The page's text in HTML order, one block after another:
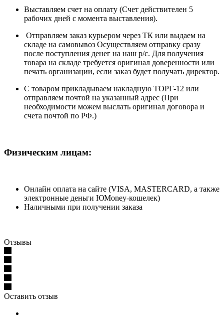
Выставляем счет на оплату (Счет действителен 5
рабочих дней с момента выставления).
Отправляем заказ курьером через ТК или выдаем на
складе на самовывоз Осуществляем отправку сразу
после поступления денег на наш р/c. Для получения
товара на складе требуется оригинал доверенности или
печать организации, если заказ будет получать директор.
С товаром прикладываем накладную ТОРГ-12 или
отправляем почтой на указанный адрес (При
необходимости можем выслать оригинал договора и
счета почтой по РФ.)
Физическим лицам:
Онлайн оплата на сайте (VISA, MASTERCARD, а также
электронные деньги ЮMoney-кошелек)
Наличными при получении заказа
Отзывы
Оставить отзыв